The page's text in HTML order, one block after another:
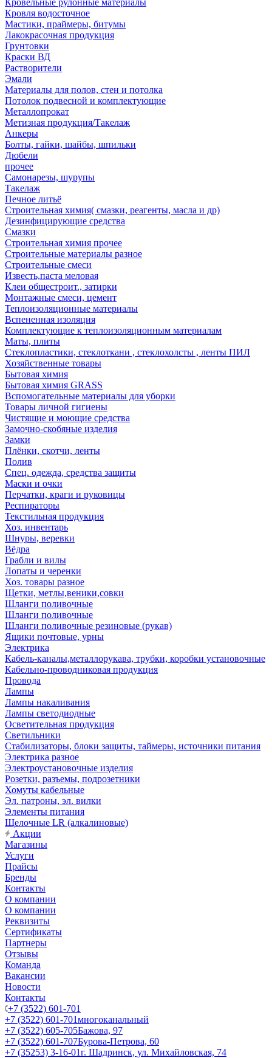
Кровельные рулонные материалы
Кровля водосточное
Мастики, праймеры, битумы
Лакокрасочная продукция
Грунтовки
Краски ВД
Растворители
Эмали
Материалы для полов, стен и потолка
Потолок подвесной и комплектующие
Металлопрокат
Метизная продукция/Такелаж
Анкеры
Болты, гайки, шайбы, шпильки
Дюбели
прочее
Самонарезы, шурупы
Такелаж
Печное литьё
Строительная химия( смазки, реагенты, масла и др)
Дезинфицирующие средства
Смазки
Строительная химия прочее
Строительные материалы разное
Строительные смеси
Известь,паста меловая
Клеи общестроит., затирки
Монтажные смеси, цемент
Теплоизоляционные материалы
Вспененная изоляция
Комплектующие к теплоизоляционным материалам
Маты, плиты
Стеклопластики, стеклоткани , стеклохолсты , ленты ПИЛ
Хозяйственные товары
Бытовая химия
Бытовая химия GRASS
Вспомогательные материалы для уборки
Товары личной гигиены
Чистящие и моющие средства
Замочно-скобяные изделия
Замки
Плёнки, скотчи, ленты
Полив
Спец. одежда, средства защиты
Маски и очки
Перчатки, краги и руковицы
Респираторы
Текстильная продукция
Хоз. инвентарь
Шнуры, веревки
Вёдра
Грабли и вилы
Лопаты и черенки
Хоз. товары разное
Щетки, метлы,веники,совки
Шланги поливочные
Шланги поливочные
Шланги поливочные резиновые (рукав)
Ящики почтовые, урны
Электрика
Кабель-каналы,металлорукава, трубки, коробки установочные
Кабельно-проводниковая продукция
Провода
Лампы
Лампы накаливания
Лампы светодиодные
Осветительная продукция
Светильники
Стабилизаторы, блоки защиты, таймеры, источники питания
Электрика разное
Электроустановочные изделия
Розетки, разъемы, подрозетники
Хомуты кабельные
Эл. патроны, эл. вилки
Элементы питания
Щелочные LR (алкалиновые)
Акции
Магазины
Услуги
Прайсы
Бренды
Контакты
О компании
О компании
Реквизиты
Сертификаты
Партнеры
Отзывы
Команда
Вакансии
Новости
Контакты
+7 (3522) 601-701
+7 (3522) 601-701многоканальный
+7 (3522) 605-705Бажова, 97
+7 (3522) 601-707Бурова-Петрова, 60
+7 (35253) 3-16-01г. Шадринск, ул. Михайловская, 74